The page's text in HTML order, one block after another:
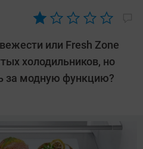
или Fresh Zone
холодильников, но
за модную функцию?